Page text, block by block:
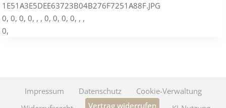
1E51A3E5DEE63723B04B276F7251A88F.JPG
0, 0, 0, 0, , , 0, 0, 0, 0, , ,
0,
Impressum Datenschutz
Cookie-Verwaltung
Vertrag widerrufen